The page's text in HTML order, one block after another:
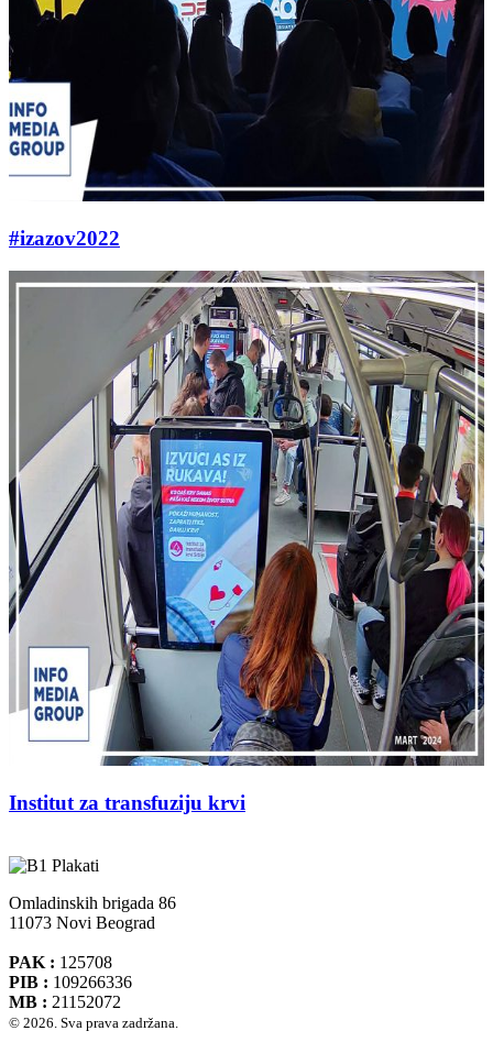
#izazov2022
Institut za transfuziju krvi
Omladinskih brigada 86
11073 Novi Beograd
PAK : 125708
PIB : 109266336
MB : 21152072
© 2026. Sva prava zadržana.